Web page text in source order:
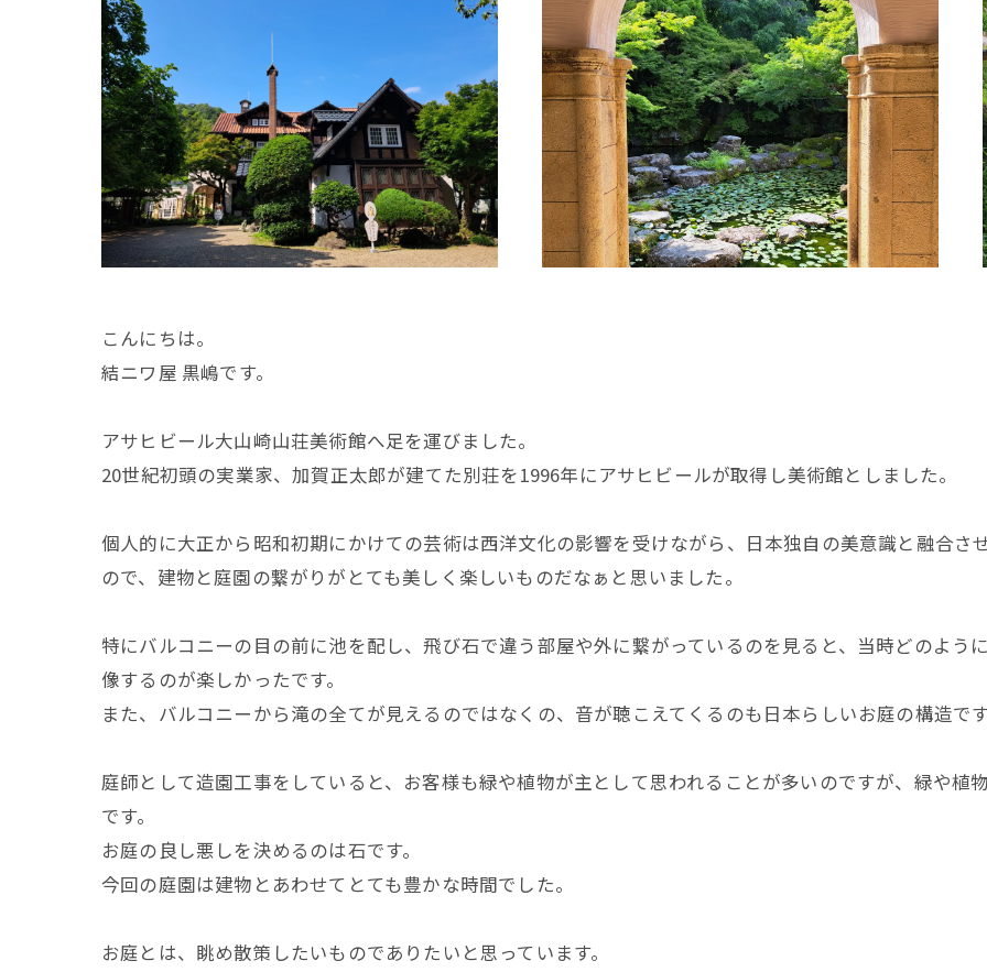
こんにちは。
結ニワ屋 黒嶋です。
アサヒビール大山崎山荘美術館へ足を運びました。
20世紀初頭の実業家、加賀正太郎が建てた別荘を1996年にアサヒビールが取得し美術館としました。
個人的に大正から昭和初期にかけての芸術は西洋文化の影響を受けながら、日本独自の美意識と融合さ
ので、建物と庭園の繋がりがとても美しく楽しいものだなぁと思いました。
特にバルコニーの目の前に池を配し、飛び石で違う部屋や外に繋がっているのを見ると、当時どのよう
像するのが楽しかったです。
また、バルコニーから滝の全てが見えるのではなくの、音が聴こえてくるのも日本らしいお庭の構造です
庭師として造園工事をしていると、お客様も緑や植物が主として思われることが多いのですが、緑や植
です。
お庭の良し悪しを決めるのは石です。
今回の庭園は建物とあわせてとても豊かな時間でした。
お庭とは、眺め散策したいものでありたいと思っています。